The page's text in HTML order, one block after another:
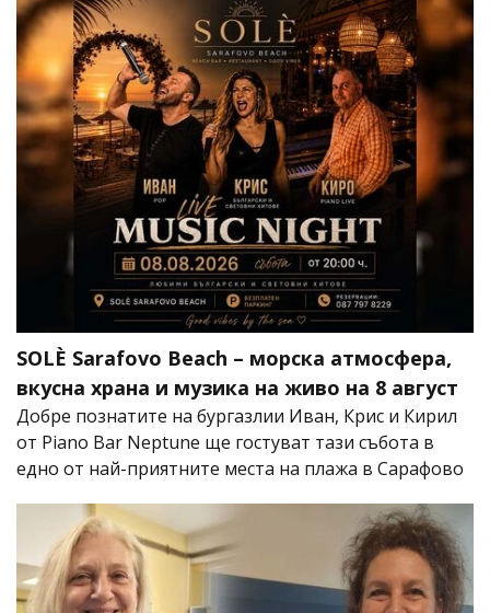
SOLÈ Sarafovo Beach – морска атмосфера,
вкусна храна и музика на живо на 8 август
Добре познатите на бургазлии Иван, Крис и Кирил
от Piano Bar Neptune ще гостуват тази събота в
едно от най-приятните места на плажа в Сарафово